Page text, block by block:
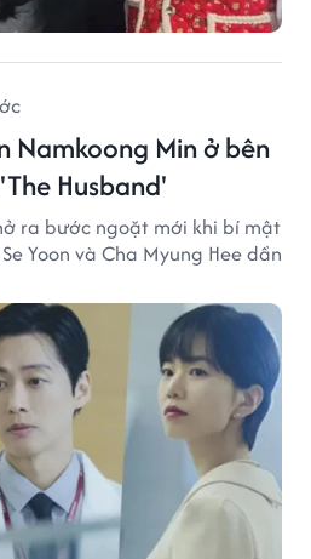
Namkoong Min ở bên
Husband'
ra bước ngoặt mới khi bí mật
Yoon và Cha Myung Hee dần